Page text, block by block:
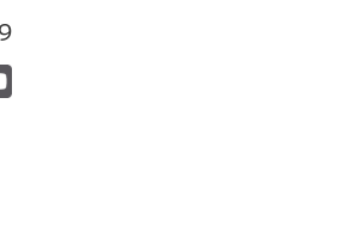
我們引導您完成一些重要概念。瞭解 Life
模型化資料及其使用者,可協助您根據組織
中設定特定臨床參與功能之前,請